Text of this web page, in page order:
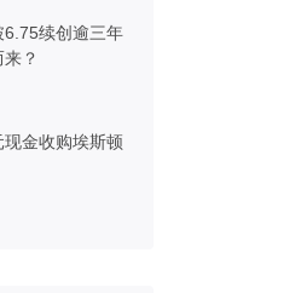
6.75续创逾三年
？
金收购埃斯顿